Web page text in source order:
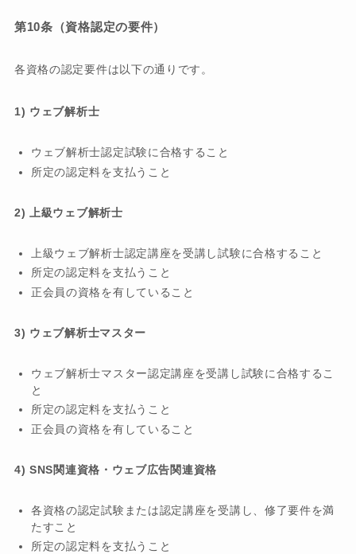
第10条（資格認定の要件）
各資格の認定要件は以下の通りです。
1) ウェブ解析士
ウェブ解析士認定試験に合格すること
所定の認定料を支払うこと
2) 上級ウェブ解析士
上級ウェブ解析士認定講座を受講し試験に合格すること
所定の認定料を支払うこと
正会員の資格を有していること
3) ウェブ解析士マスター
ウェブ解析士マスター認定講座を受講し試験に合格するこ
と
所定の認定料を支払うこと
正会員の資格を有していること
4) SNS関連資格・ウェブ広告関連資格
各資格の認定試験または認定講座を受講し、修了要件を満
たすこと
所定の認定料を支払うこと